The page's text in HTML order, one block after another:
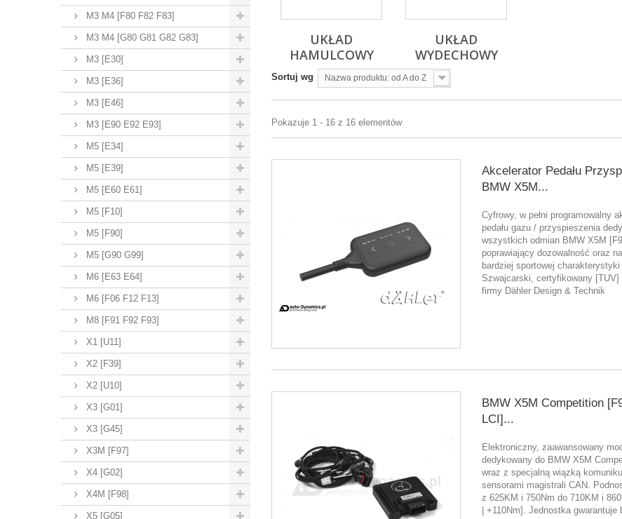
M3 M4 [F80 F82 F83]
M3 M4 [G80 G81 G82 G83]
M3 [E30]
M3 [E36]
M3 [E46]
M3 [E90 E92 E93]
M5 [E34]
M5 [E39]
M5 [E60 E61]
M5 [F10]
M5 [F90]
M5 [G90 G99]
M6 [E63 E64]
M6 [F06 F12 F13]
M8 [F91 F92 F93]
X1 [U11]
X2 [F39]
X2 [U10]
X3 [G01]
X3 [G45]
X3M [F97]
X4 [G02]
X4M [F98]
X5 [G05]
UKŁAD
HAMULCOWY
UKŁAD
WYDECHOWY
Sortuj wg Nazwa produktu: od A do Z
Pokazuje 1 - 16 z 16 elementów
Akcelerator Pedału
BMW X5M...
Cyfrowy, w pełni programowalny
pedału gazu / przyspieszenia
wszystkich odmian BMW X5M
poprawiający dozowalność oraz
bardziej sportowej charakterystyki
Szwajcarski, certyfikowany [TUV]
firmy Dähler Design & Technik
BMW X5M Competition
LCI]...
Elektroniczny, zaawansowany
dedykowany do BMW X5M
wraz z specjalną wiązką
sensorami magistrali CAN.
z 625KM i 750Nm do 710KM i
| +110Nm]. Jednostka gwarantuje